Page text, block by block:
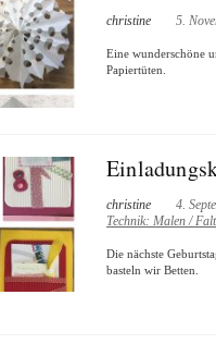
christine 5.
Eine wunderschöne
Papiertüten.
christine 4.
Technik: Malen /
Die nächste
basteln wir Betten.